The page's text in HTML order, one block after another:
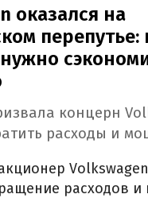
оказался на
перепутье:
концерн
расходы и
расходов